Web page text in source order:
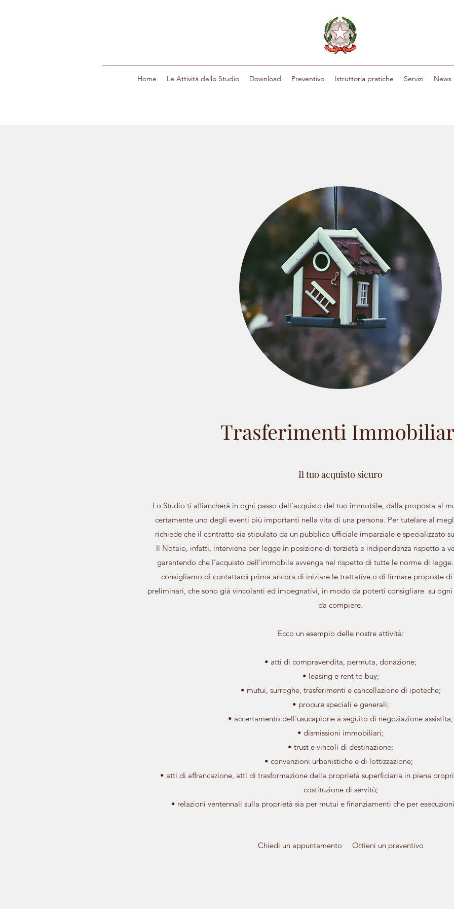
Home Le Attività dello Studio Download Preventivo Istruttoria pratiche Servizi News
Trasferimenti
Il tuo acquisto sicuro
Lo Studio ti affiancherà in ogni passo dell'acquisto del tuo immobile, dalla proposta al
certamente uno degli eventi più importanti nella vita di una persona. Per tutelare al
richiede che il contratto sia stipulato da un pubblico ufficiale imparziale e specializzato
Il Notaio, infatti, interviene per legge in posizione di terzietà e indipendenza rispetto a
garantendo che l’acquisto dell’immobile avvenga nel rispetto di tutte le norme di
consigliamo di contattarci prima ancora di iniziare le trattative o di firmare proposte
preliminari, che sono già vincolanti ed impegnativi, in modo da poterti consigliare su ogni
da compiere.
Ecco un esempio delle nostre attività:
​• atti di compravendita, permuta, donazione;
• leasing e rent to buy;
​• mutui, surroghe, trasferimenti e cancellazione di ipoteche;
• procure speciali e generali;
• accertamento dell'usucapione a seguito di negoziazione assistita;
• dismissioni immobiliari;
​• trust e vincoli di destinazione;
• convenzioni urbanistiche e di lottizzazione;
​• atti di affrancazione, atti di trasformazione della proprietà superficiaria in piena
costituzione di servitù;
• relazioni ventennali sulla proprietà sia per mutui e finanziamenti che per
Chiedi un appuntamento Ottieni un preventivo